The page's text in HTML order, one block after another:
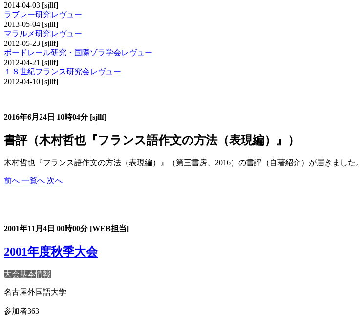
2014-04-03 [sjllf]
ラブレー研究レヴュー
2013-05-04 [sjllf]
マラルメ研究レヴュー
2012-05-23 [sjllf]
ボードレール研究・国際ゾラ学会レヴュー
2012-04-21 [sjllf]
１８世紀フランス研究会レヴュー
2012-04-10 [sjllf]
2016年6月24日 10時04分 [sjllf]
書評（木村哲也『フランス語作文の方法（表現編）』）
木村哲也『フランス語作文の方法（表現編）』（第三書房、2016）の書評（自著紹介）が届きました。
前へ 一覧へ 次へ
2001年11月4日 00時00分 [WEB担当]
2001年度秋季大会
大会基本情報
名古屋外国語大学
参加者363